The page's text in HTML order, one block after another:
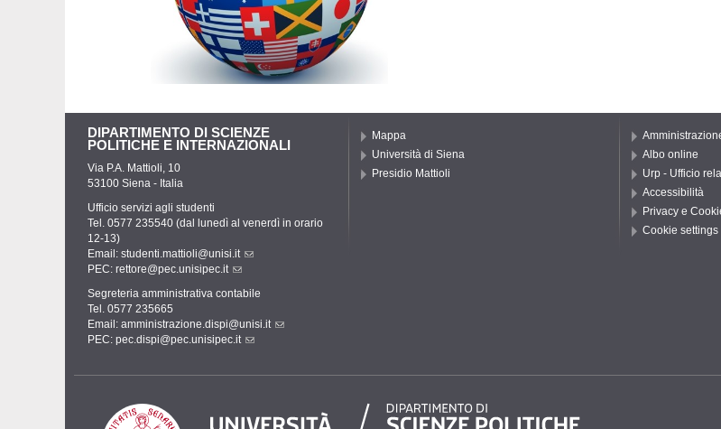
DIPARTIMENTO DI SCIENZE
POLITICHE E INTERNAZIONALI
Via P.A. Mattioli, 10
53100 Siena - Italia
Ufficio servizi agli studenti
Tel. 0577 235540 (dal lunedì al venerdì in orario
12-13)
Email: studenti.mattioli@unisi.it
PEC: rettore@pec.unisipec.it
Segreteria amministrativa contabile
Tel. 0577 235665
Email: amministrazione.dispi@unisi.it
PEC: pec.dispi@pec.unisipec.it
Mappa
Università di Siena
Presidio Mattioli
Albo online
Urp - Ufficio
Accessibilità
Privacy e
Cookie settings